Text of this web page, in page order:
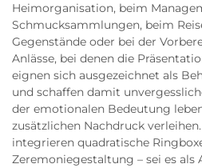
Heimorganisation, beim
Schmucksammlungen, beim
Gegenstände oder bei der
Anlässe, bei denen die
eignen sich ausgezeichnet als
und schaffen damit
der emotionalen Bedeutung
zusätzlichen Nachdruck
integrieren quadratische
Zeremoniegestaltung – sei es als